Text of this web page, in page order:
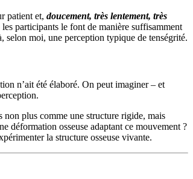
patient et, doucement, très lentement, très
participants le font de manière suffisamment
selon moi, une perception typique de tenségrité.
n’ait été élaboré. On peut imaginer – et
non plus comme une structure rigide, mais
déformation osseuse adaptant ce mouvement ?
la structure osseuse vivante.